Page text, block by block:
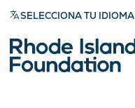
SELECCIONA TU IDIOMA